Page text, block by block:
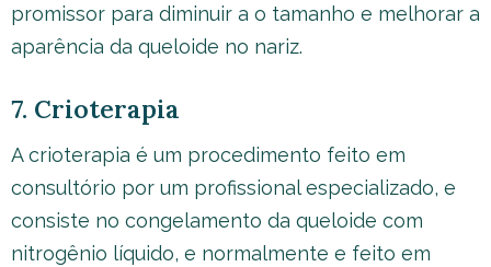
promissor para diminuir a o tamanho e melhorar a
aparência da queloide no nariz.
7. Crioterapia
A crioterapia é um procedimento feito em
consultório por um profissional especializado, e
consiste no congelamento da queloide com
nitrogênio líquido, e normalmente e feito em